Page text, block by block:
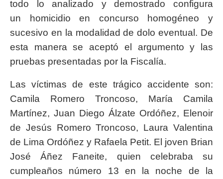
todo lo analizado y demostrado configura
un homicidio en concurso homogéneo y
sucesivo en la modalidad de dolo eventual. De
esta manera se aceptó el argumento y las
pruebas presentadas por la Fiscalía.
Las víctimas de este trágico accidente son:
Camila Romero Troncoso, María Camila
Martínez, Juan Diego Álzate Ordóñez, Elenoir
de Jesús Romero Troncoso, Laura Valentina
de Lima Ordóñez y Rafaela Petit. El joven Brian
José Áñez Faneite, quien celebraba su
cumpleaños número 13 en la noche de la